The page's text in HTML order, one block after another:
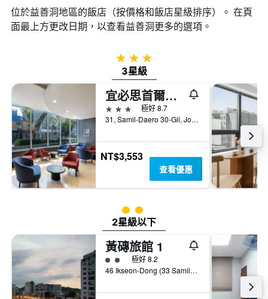
期
的
表
有
1
條
Y
軸，
顯
房
格
位於益善洞​地區的飯店（按價格和飯店星級排序）。 在頁
面最上方更改日期，以查看益善洞​更多的選項。
3星級
3星級
宜必思首爾仁寺洞大使酒店
3星級
極好 8.7
31, Samil-Daero 30-Gil, Jongno-gu, 首爾, 韓國
NT$3,553
查看優惠
2星級評級
2星級以下
黃磚旅館 1
2星級評級
極好 8.2
46 Ikseon-Dong (33 Samil-Daero 32ga-Gil), Jongro, 首爾, 韓國